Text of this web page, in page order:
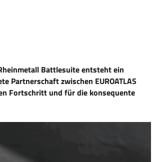
Battlesuite entsteht ein
Partnerschaft zwischen EUROATLAS
Fortschritt und für die konsequente